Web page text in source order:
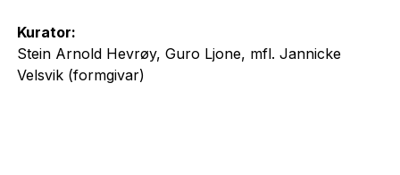
Kurator:
Stein Arnold Hevrøy, Guro Ljone, mfl. Jannicke
Velsvik (formgivar)